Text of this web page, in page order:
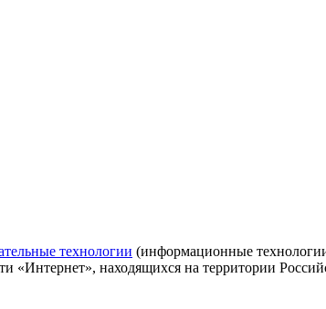
технологии (информационные
«Интернет», находящихся на территории